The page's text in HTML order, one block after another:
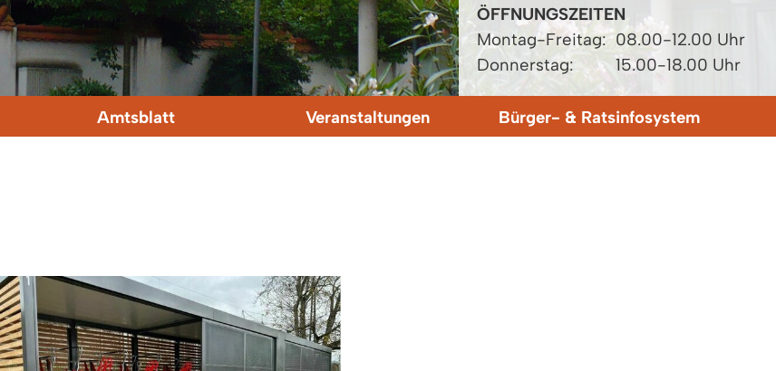
ÖFFNUNGSZEITEN
Montag-Freitag: 08.00-12.00 Uhr
Donnerstag:
15.00-18.00 Uhr
Amtsblatt Veranstaltungen Bürger- & Ratsinfosystem